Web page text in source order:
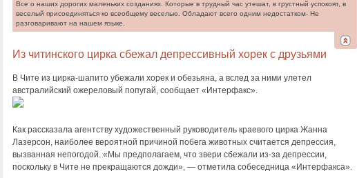
Все о наших дорогих маленьких созданиях. Которые в трудный час утешат, в грустный успокоят, в
веселый присоединяться ко всеобщему веселью. Обладают всего одним недостатком- Не
разговаривают на нашем языке.
Из читинского цирка сбежал депрессивный хорек с друзьями
В Чите из цирка-шапито убежали хорек и обезьяна, а вслед за ними улетел
австралийский ожереловый попугай, сообщает «Интерфакс».
Как рассказала агентству художественный руководитель краевого цирка Жанна
Лазерсон, наиболее вероятной причиной побега животных считается депрессия,
вызванная непогодой. «Мы предполагаем, что звери сбежали из-за депрессии,
поскольку в Чите не прекращаются дожди», — отметила собеседница «Интерфакса».